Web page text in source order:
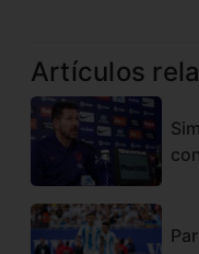
Artículos